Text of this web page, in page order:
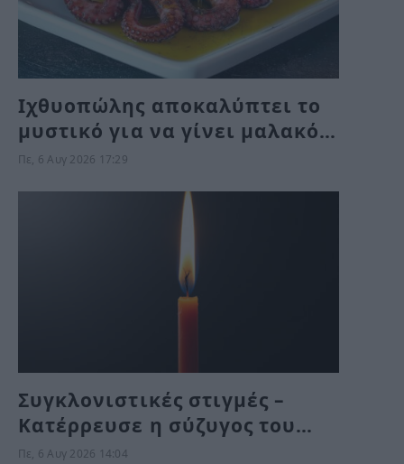
Ιχθυοπώλης αποκαλύπτει το
μυστικό για να γίνει μαλακό
το χταπόδι – Το μυστικό είναι
Πε, 6 Αυγ 2026 17:29
Συγκλονιστικές στιγμές –
Κατέρρευσε η σύζυγος του
Χαλκιά στην κηδεία
Πε, 6 Αυγ 2026 14:04